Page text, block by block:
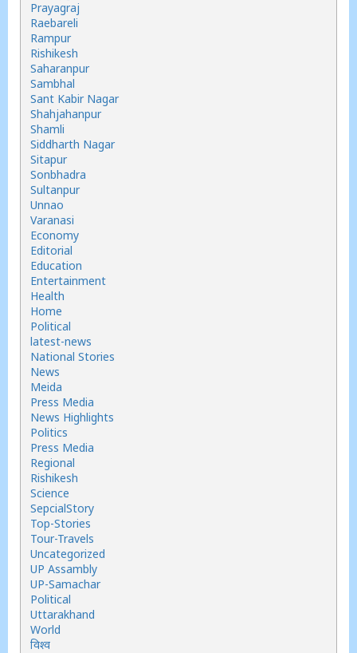
Prayagraj
Raebareli
Rampur
Rishikesh
Saharanpur
Sambhal
Sant Kabir Nagar
Shahjahanpur
Shamli
Siddharth Nagar
Sitapur
Sonbhadra
Sultanpur
Unnao
Varanasi
Economy
Editorial
Education
Entertainment
Health
Home
Political
latest-news
National Stories
News
Meida
Press Media
News Highlights
Politics
Press Media
Regional
Rishikesh
Science
SepcialStory
Top-Stories
Tour-Travels
Uncategorized
UP Assambly
UP-Samachar
Political
Uttarakhand
World
विश्व